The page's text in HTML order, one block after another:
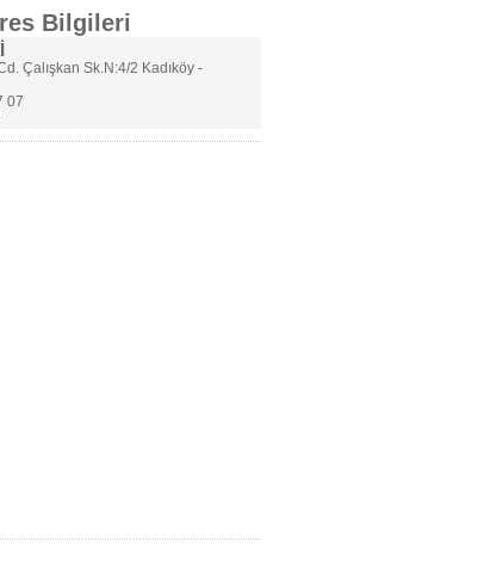
Bilgileri
Çalışkan Sk.N:4/2 Kadıköy -
07